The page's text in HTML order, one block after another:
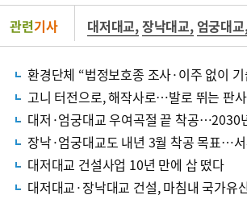
관련기사 대저대교,장낙대교, 엄궁대교
환경단체 “법정보호종 조사·이주 없이
고니 터전으로, 해작사로…발로 뛰는 판
대저·엄궁대교 우여곡절 끝 착공…2030
장낙·엄궁대교도 내년 3월 착공 목표…
대저대교 건설사업 10년 만에 삽 떴다
대저대교·장낙대교 건설, 마침내 국가유